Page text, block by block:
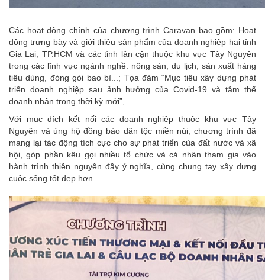
Các hoạt động chính của chương trình Caravan bao gồm: Hoạt
động trưng bày và giới thiệu sản phẩm của doanh nghiệp hai tỉnh
Gia Lai, TP.HCM và các tỉnh lân cận thuộc khu vực Tây Nguyên
trong các lĩnh vực ngành nghề: nông sản, du lịch, sản xuất hàng
tiêu dùng, đóng gói bao bì...; Tọa đàm “Mục tiêu xây dựng phát
triển doanh nghiệp sau ảnh hưởng của Covid-19 và tâm thế
doanh nhân trong thời kỳ mới”,…
Với mục đích kết nối các doanh nghiệp thuộc khu vực Tây
Nguyên và ủng hộ đồng bào dân tộc miền núi, chương trình đã
mang lại tác động tích cực cho sự phát triển của đất nước và xã
hội, góp phần kêu gọi nhiều tổ chức và cá nhân tham gia vào
hành trình thiện nguyện đầy ý nghĩa, cùng chung tay xây dựng
cuộc sống tốt đẹp hơn.